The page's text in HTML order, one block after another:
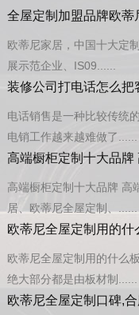
全屋定制加盟品牌欧蒂
欧蒂尼家居，中国十大定
展示范企业、IS09......
装修公司打电话怎么把
电话销售是一种比较传统
电销工作越来越难做了......
高端橱柜定制十大品牌
高端橱柜定制十大品牌 高
居、欧蒂尼全屋定制、......
欧蒂尼全屋定制用的
欧蒂尼全屋定制用的什么
绝大部分都是由板材制......
欧蒂尼全屋定制口碑,